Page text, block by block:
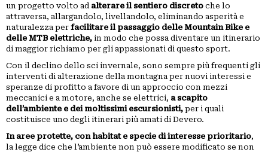
un progetto volto ad alterare il sentiero discreto che lo
attraversa, allargandolo, livellandolo, eliminando asperità e
naturalezza per facilitare il passaggio delle Mountain Bike e
delle MTB elettriche, in modo che possa diventare un itinerario
di maggior richiamo per gli appassionati di questo sport.
Con il declino dello sci invernale, sono sempre più frequenti gli
interventi di alterazione della montagna per nuovi interessi e
speranze di profitto a favore di un approccio con mezzi
meccanici e a motore, anche se elettrici, a scapito
dell’ambiente e dei moltissimi escursionisti, per i quali
costituisce uno degli itinerari più amati di Devero.
In aree protette, con habitat e specie di interesse prioritario,
la legge dice che l’ambiente non può essere modificato se non